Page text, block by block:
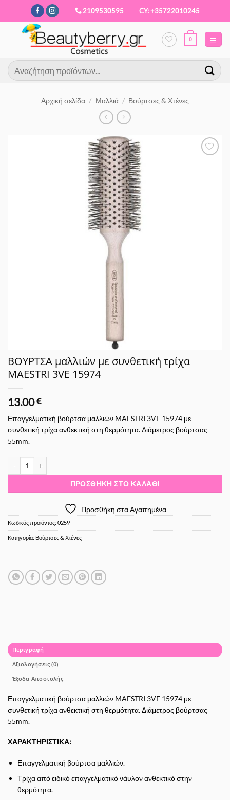
Μετάβαση
περιεχόμενο
2109530595 CY: +35722010245
0
Αναζήτηση
για:
Αρχική σελίδα / Μαλλιά / Βούρτσες & Χτένες
ΒΟΥΡΤΣΑ μαλλιών με συνθετική τρίχα
MAESTRI 3VE 15974
13.00€
Επαγγελματική βούρτσα μαλλιών MAESTRI 3VE 15974 με
συνθετική τρίχα ανθεκτική στη θερμότητα. Διάμετρος βούρτσας
55mm.
ΠΡΟΣΘΉΚΗ ΣΤΟ ΚΑΛΆΘΙ
Προσθήκη στα Αγαπημένα
Κωδικός προϊόντος: 0259
Κατηγορία: Βούρτσες & Χτένες
Περιγραφή
Αξιολογήσεις (0)
Έξοδα Αποστολής
Επαγγελματική βούρτσα μαλλιών MAESTRI 3VE 15974 με
συνθετική τρίχα ανθεκτική στη θερμότητα. Διάμετρος βούρτσας
55mm.
ΧΑΡΑΚΤΗΡΙΣΤΙΚΑ:
Επαγγελματική βούρτσα μαλλιών.
Τρίχα από ειδικό επαγγελματικό νάυλον ανθεκτικό στην
θερμότητα.